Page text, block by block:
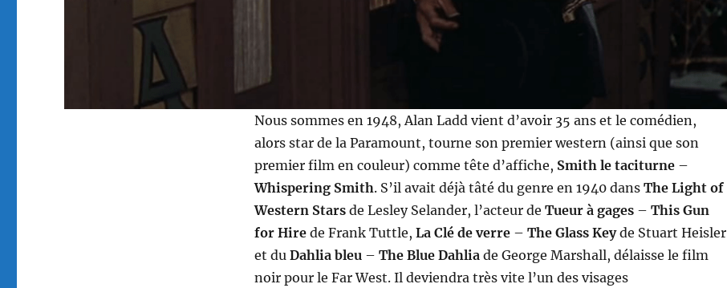
Nous sommes en 1948, Alan Ladd vient d’avoir 35 ans et le comédien,
alors star de la Paramount, tourne son premier western (ainsi que son
premier film en couleur) comme tête d’affiche, Smith le taciturne –
Whispering Smith. S’il avait déjà tâté du genre en 1940 dans The Light of
Western Starsde Lesley Selander, l’acteur de Tueur à gages – This Gun
for Hirede Frank Tuttle, La Clé de verre – The Glass Keyde Stuart Heisler
et du Dahlia bleu – The Blue Dahliade George Marshall, délaisse le film
noir pour le Far West. Il deviendra très vite l’un des visages